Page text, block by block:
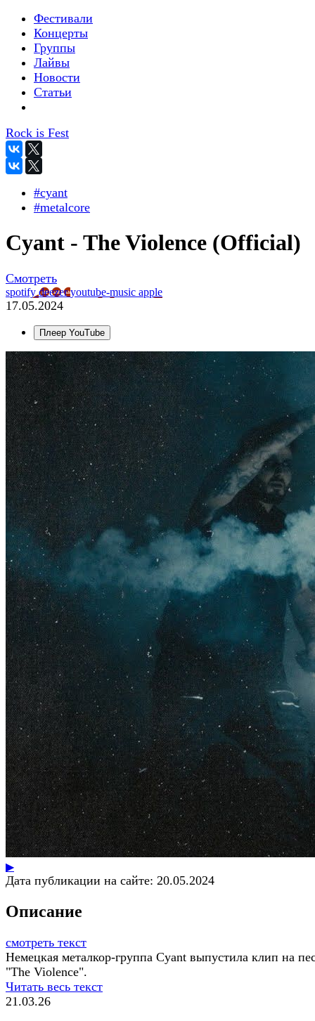
Фестивали
Концерты
Группы
Лайвы
Новости
Статьи
Rock is Fest
#cyant
#metalcore
Cyant - The Violence (Official)
Смотреть
spotifydeezeryoutube-music apple
17.05.2024
Плеер YouTube
▶
Дата публикации на сайте: 20.05.2024
Описание
смотреть текст
Немецкая металкор-группа Cyant выпустила клип на
"The Violence".
Читать весь текст
21.03.26